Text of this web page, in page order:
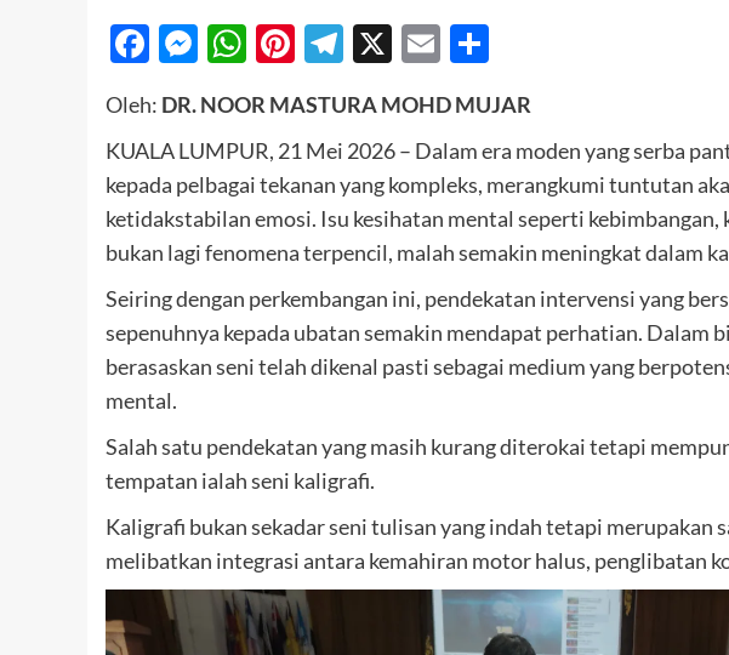
Facebook
Messenger
WhatsApp
Pinterest
Telegram
X Email
Oleh: DR. NOOR MASTURA MOHD MUJAR
KUALA LUMPUR, 21 Mei 2026 – Dalam era moden yang serba
kepada pelbagai tekanan yang kompleks, merangkumi tuntutan
ketidakstabilan emosi. Isu kesihatan mental seperti kebimbangan,
bukan lagi fenomena terpencil, malah semakin meningkat dalam
Seiring dengan perkembangan ini, pendekatan intervensi yang
sepenuhnya kepada ubatan semakin mendapat perhatian. Dalam
berasaskan seni telah dikenal pasti sebagai medium yang
mental.
Salah satu pendekatan yang masih kurang diterokai tetapi
tempatan ialah seni kaligrafi.
Kaligrafi bukan sekadar seni tulisan yang indah tetapi
melibatkan integrasi antara kemahiran motor halus, penglibatan